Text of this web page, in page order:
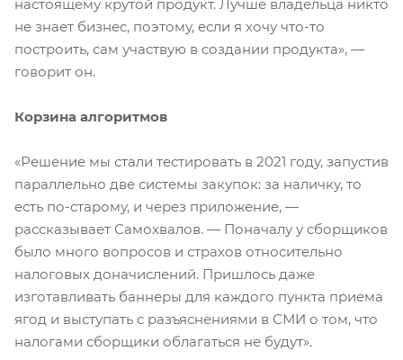
настоящему крутой продукт. Лучше владельца никто
не знает бизнес, поэтому, если я хочу что-то
построить, сам участвую в создании продукта», —
говорит он.
Корзина алгоритмов
«Решение мы стали тестировать в 2021 году, запустив
параллельно две системы закупок: за наличку, то
есть по-старому, и через приложение, —
рассказывает Самохвалов. — Поначалу у сборщиков
было много вопросов и страхов относительно
налоговых доначислений. Пришлось даже
изготавливать баннеры для каждого пункта приема
ягод и выступать с разъяснениями в СМИ о том, что
налогами сборщики облагаться не будут».